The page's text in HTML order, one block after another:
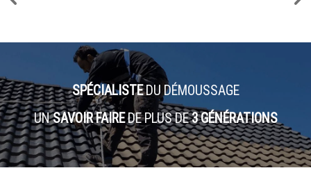
SPÉCIALISTEDU DÉMOUSSAGE
UNSAVOIR FAIREDE PLUS DE3 GÉNÉRATIONS